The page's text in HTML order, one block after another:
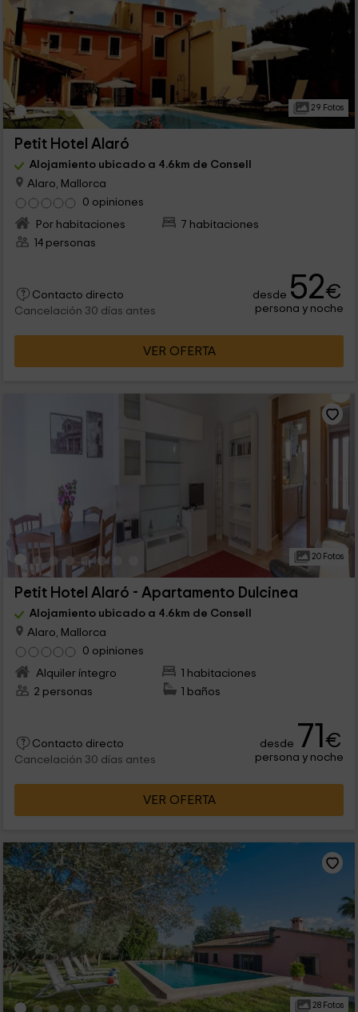
29 Fotos
Petit Hotel Alaró
Alojamiento ubicado a 4.6km de Consell
Alaro, Mallorca
0 opiniones
Por habitaciones
7 habitaciones
14 personas
Contacto directo
Cancelación 30 días antes
desde 52€
persona y noche
VER OFERTA
20 Fotos
Petit Hotel Alaró - Apartamento Dulcinea
Alojamiento ubicado a 4.6km de Consell
Alaro, Mallorca
0 opiniones
Alquiler íntegro
1 habitaciones
2 personas
1 baños
Contacto directo
Cancelación 30 días antes
desde 71€
persona y noche
VER OFERTA
28 Fotos